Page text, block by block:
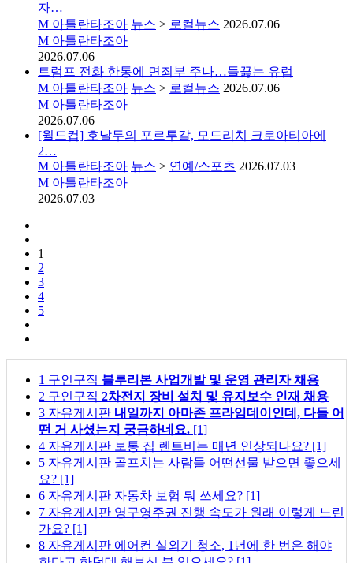
자…
M 아틀란타조아 뉴스 > 로컬뉴스 2026.07.06
M 아틀란타조아
2026.07.06
트럼프 전화 한통에 면죄부 주나…들끓는 유럽
M 아틀란타조아 뉴스 > 로컬뉴스 2026.07.06
M 아틀란타조아
2026.07.06
[월드컵] 호날두의 포르투갈, 모드리치 크로아티아에
2…
M 아틀란타조아 뉴스 > 연예/스포츠 2026.07.03
M 아틀란타조아
2026.07.03
1
2
3
4
5
1 구인구직 블루리본 사업개발 및 운영 관리자 채용
2 구인구직 2차전지 장비 설치 및 유지보수 인재 채용
3 자유게시판 내일까지 아마존 프라임데이인데, 다들 어
떤 거 사셨는지 궁금하네요. [1]
4 자유게시판 보통 집 렌트비는 매년 인상되나요? [1]
5 자유게시판 골프치는 사람들 어떤선물 받으면 좋으세
요? [1]
6 자유게시판 자동차 보험 뭐 쓰세요? [1]
7 자유게시판 영구영주권 진행 속도가 원래 이렇게 느린
가요? [1]
8 자유게시판 에어컨 실외기 청소, 1년에 한 번은 해야